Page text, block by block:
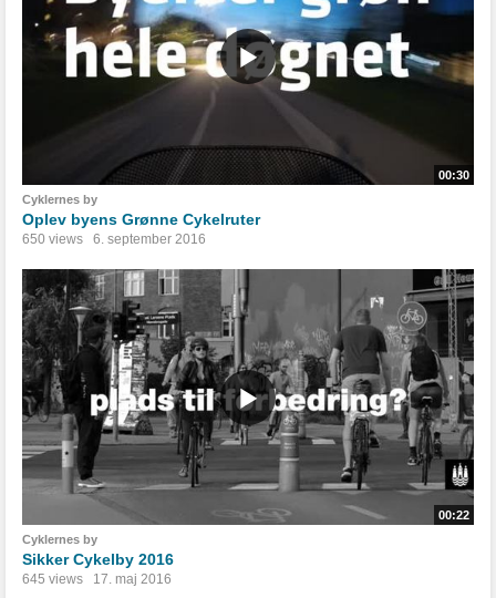
00:30
Cyklernes by
Oplev byens Grønne Cykelruter
650 views 6. september 2016
00:22
Cyklernes by
Sikker Cykelby 2016
645 views 17. maj 2016